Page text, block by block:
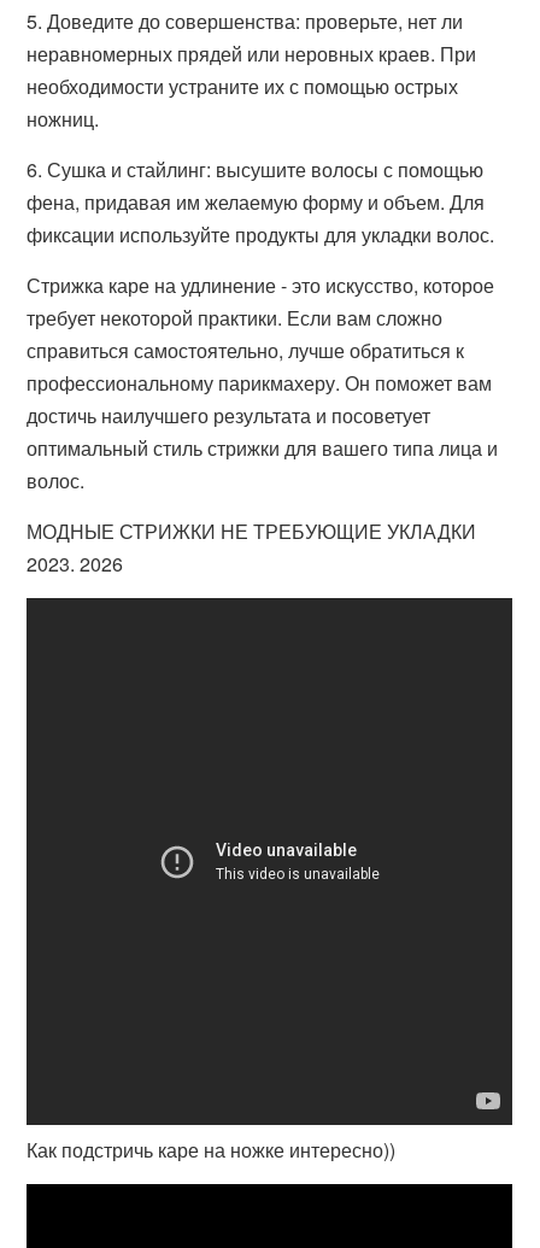
5. Доведите до совершенства: проверьте, нет ли
неравномерных прядей или неровных краев. При
необходимости устраните их с помощью острых
ножниц.
6. Сушка и стайлинг: высушите волосы с помощью
фена, придавая им желаемую форму и объем. Для
фиксации используйте продукты для укладки волос.
Стрижка каре на удлинение - это искусство, которое
требует некоторой практики. Если вам сложно
справиться самостоятельно, лучше обратиться к
профессиональному парикмахеру. Он поможет вам
достичь наилучшего результата и посоветует
оптимальный стиль стрижки для вашего типа лица и
волос.
МОДНЫЕ СТРИЖКИ НЕ ТРЕБУЮЩИЕ УКЛАДКИ
2023. 2026
Как подстричь каре на ножке интересно))